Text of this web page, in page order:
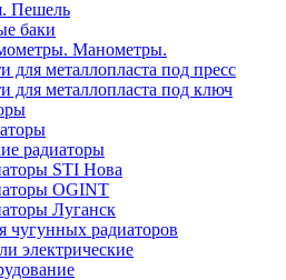
Пешель
баки
Манометры.
для металлопласта под пресс
для металлопласта под ключ
радиаторы
STI Нова
OGINT
Луганск
чугунных радиаторов
электрические